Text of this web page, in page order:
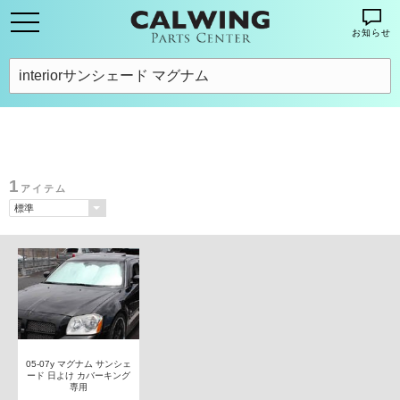
お知らせ
1 アイテム
05-07y マグナム サンシェ
ード 日よけ カバーキング
専用